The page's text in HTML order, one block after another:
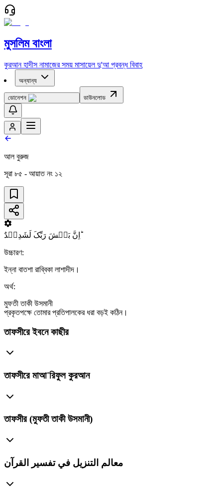
মুসলিম বাংলা
কুরআন হাদীস নামাজের সময় মাসায়েল দু'আ প্রবন্ধ বিবাহ
অন্যান্য
ডোনেশন ডাউনলোড
আল বুরুজ
সূরা ৮৫ - আয়াত নং ১২
اِنَّ بَطۡشَ رَبِّکَ لَشَدِیۡدٌ ؕ
উচ্চারণ:
ইন্না বাতশা রাব্বিকা লাশাদীদ।
অর্থ:
মুফতী তাকী উসমানী
প্রকৃতপক্ষে তোমার প্রতিপালকের ধরা বড়ই কঠিন।
তাফসীরে ইবনে কাছীর
তাফসীরে মাআ'রিফুল কুরআন
তাফসীর (মুফতী তাকী উসমানী)
معالم التنزيل في تفسير القرآن